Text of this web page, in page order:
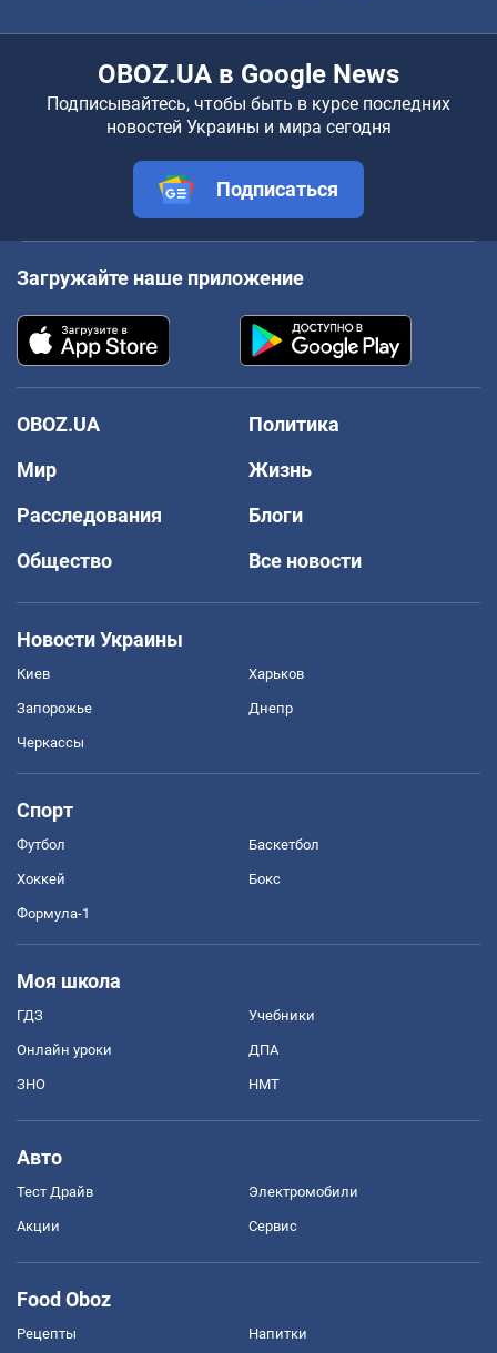
OBOZ.UA в Google News
Подписывайтесь, чтобы быть в курсе последних
новостей Украины и мира сегодня
Подписаться
Загружайте наше приложение
OBOZ.UA
Политика
Мир
Жизнь
Расследования
Блоги
Общество
Все новости
Новости Украины
Киев Харьков
Запорожье Днепр
Черкассы
Спорт
Футбол Баскетбол
Хоккей Бокс
Формула-1
Моя школа
ГДЗ Учебники
Онлайн уроки ДПА
ЗНО НМТ
Авто
Тест Драйв Электромобили
Акции Сервис
Food Oboz
Рецепты Напитки